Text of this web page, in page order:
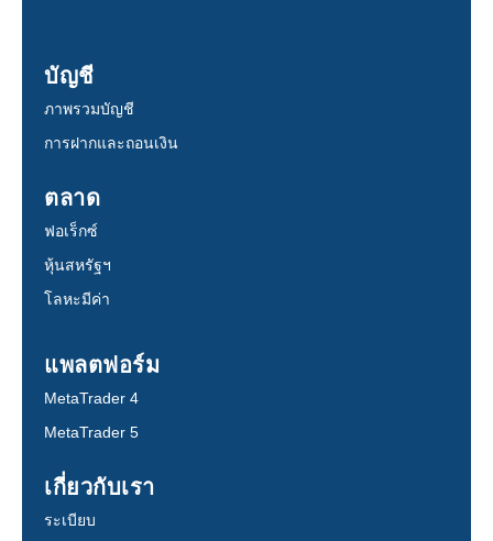
บัญชี
ภาพรวมบัญชี
การฝากและถอนเงิน
ตลาด
ฟอเร็กซ์
หุ้นสหรัฐฯ
โลหะมีค่า
แพลตฟอร์ม
MetaTrader 4
MetaTrader 5
เกี่ยวกับเรา
ระเบียบ